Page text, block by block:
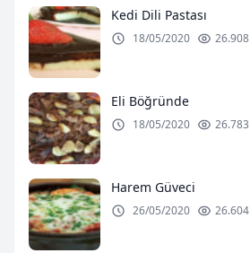
Kedi Dili Pastası
18/05/2020 26.908
Eli Böğründe
18/05/2020 26.783
Harem Güveci
26/05/2020 26.604